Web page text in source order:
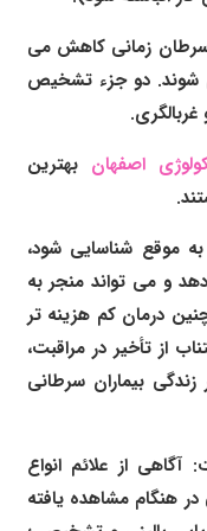
زمانی کاهش می
شوند. دو جزء تشخیص
اصفهان بهترین
موقع شناسایی شود،
و می تواند منجر به
درمان کم هزینه تر
از تأخیر در مراقبت،
بیماران سرطانی
از علائم انواع
هنگام مشاهده یافته